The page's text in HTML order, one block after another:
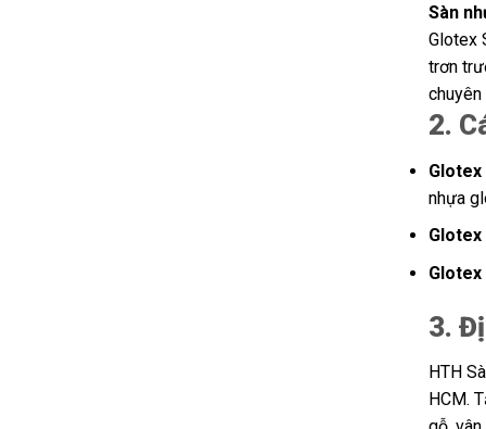
Sàn
Glotex
trơn
2.
Glotex
nhựa
Glotex
Glotex
3.
HTH
HCM.